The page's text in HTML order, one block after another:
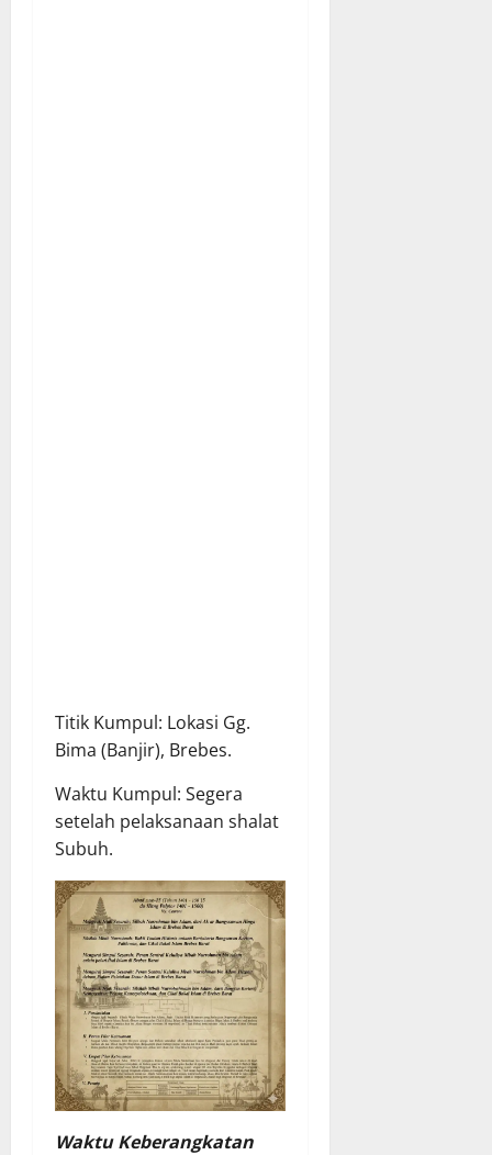
Titik Kumpul: Lokasi Gg.
Bima (Banjir), Brebes.
Waktu Kumpul: Segera
setelah pelaksanaan shalat
Subuh.
Waktu Keberangkatan